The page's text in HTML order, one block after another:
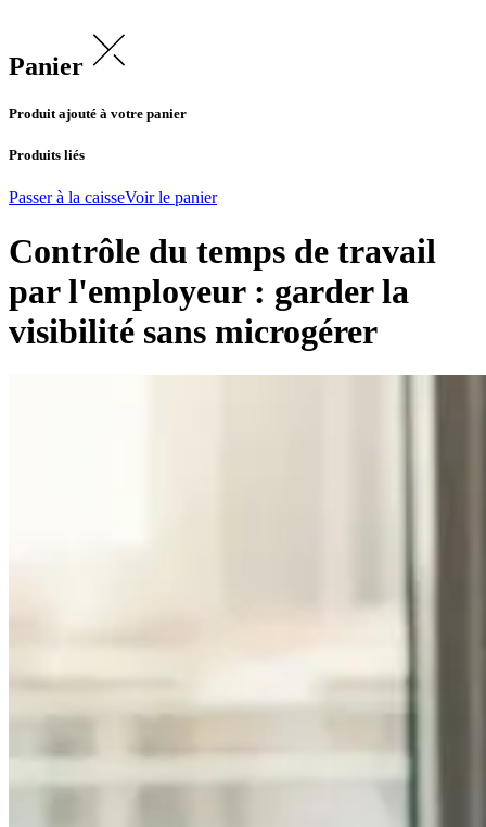
Panier
Produit ajouté à votre panier
Produits liés
Passer à la caisseVoir le panier
Contrôle du temps de travail
par l'employeur : garder la
visibilité sans microgérer